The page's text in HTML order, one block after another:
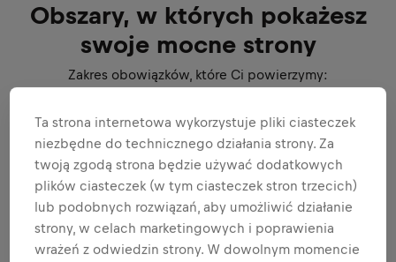
Obszary, w których pokażesz
swoje mocne strony
Zakres obowiązków, które Ci powierzymy:
BĄDŹ AMBASADOREM MARKI I
PRODUKTU
Ta strona internetowa wykorzystuje pliki ciasteczek
niezbędne do technicznego działania strony. Za
twoją zgodą strona będzie używać dodatkowych
plików ciasteczek (w tym ciasteczek stron trzecich)
lub podobnych rozwiązań, aby umożliwić działanie
strony, w celach marketingowych i poprawienia
wrażeń z odwiedzin strony. W dowolnym momencie